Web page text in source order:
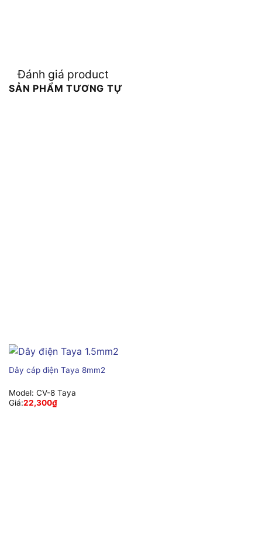
Đánh giá product
SẢN PHẨM TƯƠNG TỰ
Dây cáp điện Taya 8mm2
Model: CV-8 Taya
Giá:22,300₫